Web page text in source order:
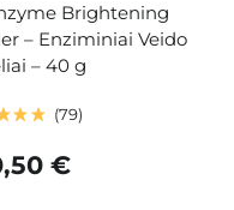
Brightening
– Enziminiai Veido
– 40 g
79
€